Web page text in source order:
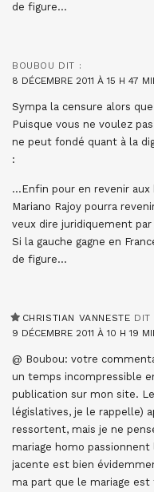
de figure…
BOUBOU DIT :
8 DÉCEMBRE 2011 À 15 H 47
Sympa la censure alors
Puisque vous ne voulez
ne peut fondé quant à la
:
…Enfin pour en revenir aux
Mariano Rajoy pourra
veux dire juridiquement par
Si la gauche gagne en
de figure…
CHRISTIAN VANNESTE DIT
9 DÉCEMBRE 2011 À 10 H 19
@ Boubou: votre
un temps incompressible
publication sur mon site.
législatives, je le rappelle)
ressortent, mais je ne
mariage homo
jacente est bien
ma part que le mariage est